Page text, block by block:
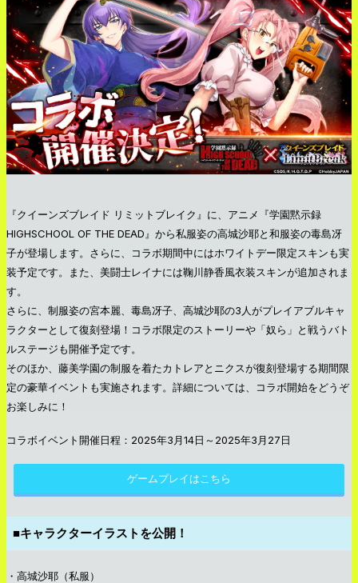
『クイーンズブレイド リミットブレイク』に、アニメ『学園黙示録
HIGHSCHOOL OF THE DEAD』から私服姿の高城沙耶と和服姿の毒島冴
子が登場します。さらに、コラボ期間中にはホワイトデー限定スキンも実
装予定です。また、美闘士レイナには鞠川静香風衣装スキンが追加されま
す。
さらに、制服姿の宮本麗、毒島冴子、高城沙耶の3人がプレイアブルキャ
ラクターとして復刻登場！コラボ限定のストーリーや「奴ら」と戦うバト
ルステージも開催予定です。
そのほか、藤美学園の制服を着たカトレアとニクスが復刻登場する期間限
定の豪華イベントも実施されます。詳細については、コラボ開始をどうぞ
お楽しみに！
コラボイベント開催日程：2025年3月14日～2025年3月27日
ゲームプレイはこちら
■キャラクターイラストを公開！
・高城沙耶（私服）